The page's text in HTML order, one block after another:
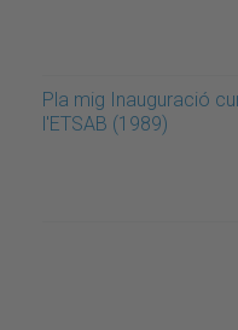
Pla mig Inauguració
l'ETSAB (1989)